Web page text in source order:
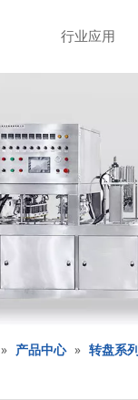
行业应用
» 产品中心 » 转盘系